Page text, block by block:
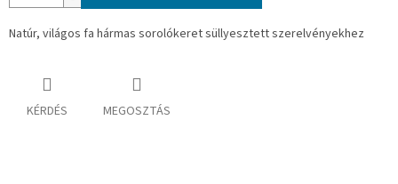
Natúr, világos fa hármas sorolókeret süllyesztett szerelvényekhez
KÉRDÉS MEGOSZTÁS